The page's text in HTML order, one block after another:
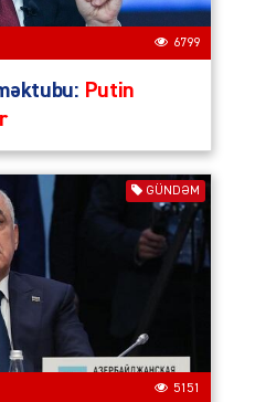
6799
Putin
GÜNDƏM
5151